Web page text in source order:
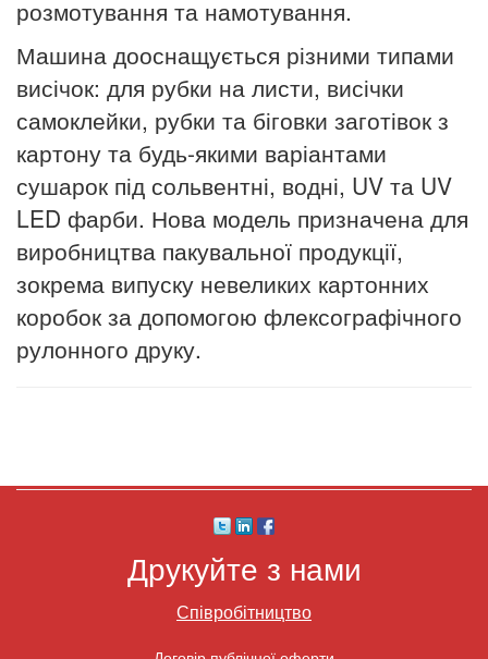
розмотування та намотування.
Машина дооснащується різними типами
висічок: для рубки на листи, висічки
самоклейки, рубки та біговки заготівок з
картону та будь-якими варіантами
сушарок під сольвентні, водні, UV та UV
LED фарби. Нова модель призначена для
виробництва пакувальної продукції,
зокрема випуску невеликих картонних
коробок за допомогою флексографічного
рулонного друку.
Друкуйте з нами
Співробітництво